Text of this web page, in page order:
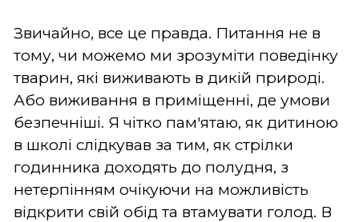
Звичайно, все це правда. Питання не в
тому, чи можемо ми зрозуміти поведінку
тварин, які виживають в дикій природі.
Або виживання в приміщенні, де умови
безпечніші. Я чітко пам'ятаю, як дитиною
в школі слідкував за тим, як стрілки
годинника доходять до полудня, з
нетерпінням очікуючи на можливість
відкрити свій обід та втамувати голод. В